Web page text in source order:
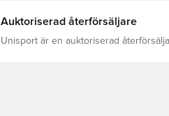
Auktoriserad återförsäljare
Unisport är en auktoriserad